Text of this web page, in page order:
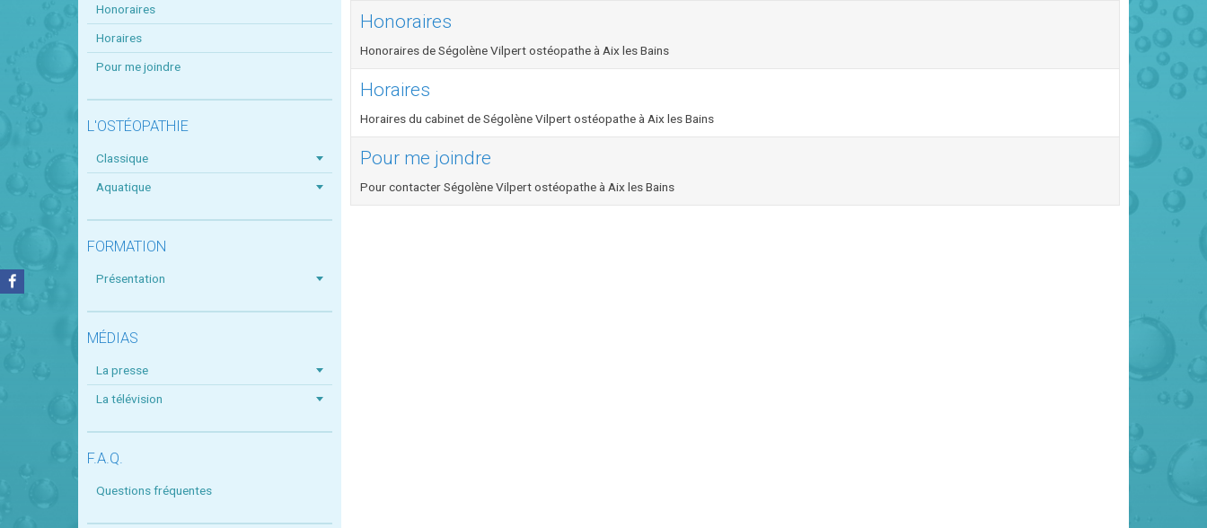
Honoraires
Honoraires de Ségolène Vilpert ostéopathe à Aix les Bains
Horaires
Horaires du cabinet de Ségolène Vilpert ostéopathe à Aix les Bains
Pour me joindre
Pour contacter Ségolène Vilpert ostéopathe à Aix les Bains
Honoraires
Horaires
Pour me joindre
L'OSTÉOPATHIE
Classique
Aquatique
FORMATION
Présentation
MÉDIAS
La presse
La télévision
F.A.Q.
Questions fréquentes